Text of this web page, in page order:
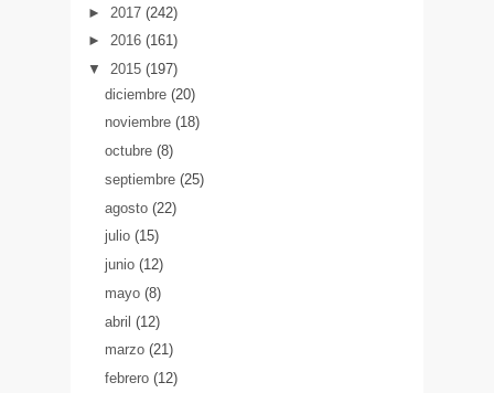
► 2017 (242)
► 2016 (161)
▼ 2015 (197)
diciembre (20)
noviembre (18)
octubre (8)
septiembre (25)
agosto (22)
julio (15)
junio (12)
mayo (8)
abril (12)
marzo (21)
febrero (12)